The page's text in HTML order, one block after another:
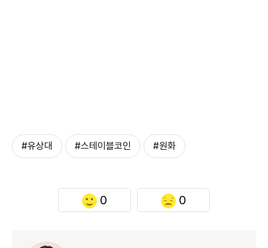
#유상대 #스테이블코인 #원화
0 0